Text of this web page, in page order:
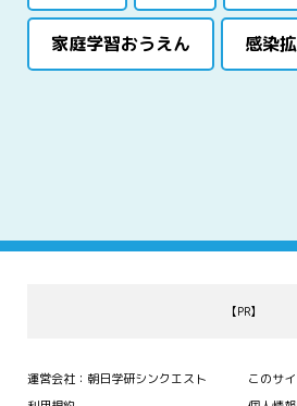
家庭学習おうえん 感染
【PR】
運営会社：朝日学研シンクエスト
このサ